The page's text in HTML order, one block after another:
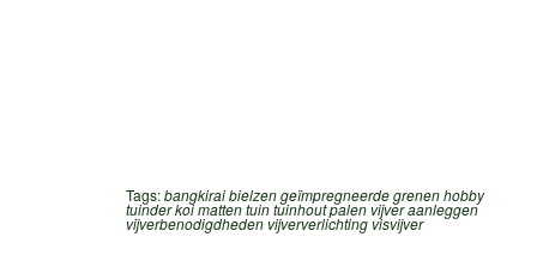
Tags:bangkiraibielzengeïmpregneerde grenenhobby
tuinderkoimattentuintuinhout palen vijver aanleggen
vijverbenodigdheden vijververlichting visvijver